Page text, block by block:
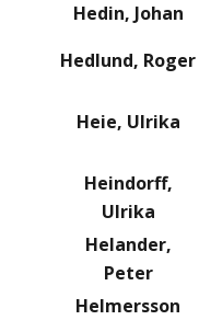
Hedin, Johan
Hedlund, Roger
Heie, Ulrika
Heindorff,
Ulrika
Helander,
Peter
Helmersson